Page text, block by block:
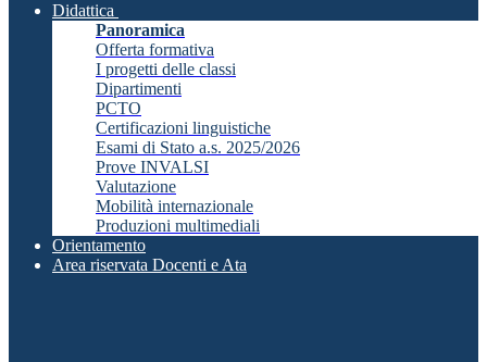
Didattica
Panoramica
Offerta formativa
I progetti delle classi
Dipartimenti
PCTO
Certificazioni linguistiche
Esami di Stato a.s. 2025/2026
Prove INVALSI
Valutazione
Mobilità internazionale
Produzioni multimediali
Orientamento
Area riservata Docenti e Ata